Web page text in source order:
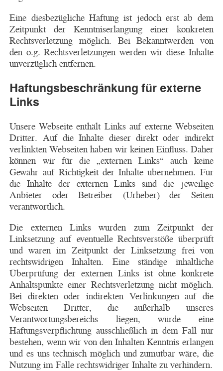
Eine diesbezügliche Haftung ist jedoch erst ab dem
Zeitpunkt der Kenntniserlangung einer konkreten
Rechtsverletzung möglich. Bei Bekanntwerden von
den o.g. Rechtsverletzungen werden wir diese Inhalte
unverzüglich entfernen.
Haftungsbeschränkung für externe
Links
Unsere Webseite enthält Links auf externe Webseiten
Dritter. Auf die Inhalte dieser direkt oder indirekt
verlinkten Webseiten haben wir keinen Einfluss. Daher
können wir für die „externen Links“ auch keine
Gewähr auf Richtigkeit der Inhalte übernehmen. Für
die Inhalte der externen Links sind die jeweilige
Anbieter oder Betreiber (Urheber) der Seiten
verantwortlich.
Die externen Links wurden zum Zeitpunkt der
Linksetzung auf eventuelle Rechtsverstöße überprüft
und waren im Zeitpunkt der Linksetzung frei von
rechtswidrigen Inhalten. Eine ständige inhaltliche
Überprüfung der externen Links ist ohne konkrete
Anhaltspunkte einer Rechtsverletzung nicht möglich.
Bei direkten oder indirekten Verlinkungen auf die
Webseiten Dritter, die außerhalb unseres
Verantwortungsbereichs liegen, würde eine
Haftungsverpflichtung ausschließlich in dem Fall nur
bestehen, wenn wir von den Inhalten Kenntnis erlangen
und es uns technisch möglich und zumutbar wäre, die
Nutzung im Falle rechtswidriger Inhalte zu verhindern.